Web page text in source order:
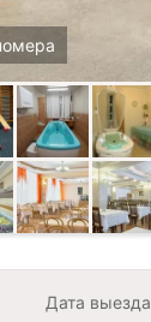
Дата выезда